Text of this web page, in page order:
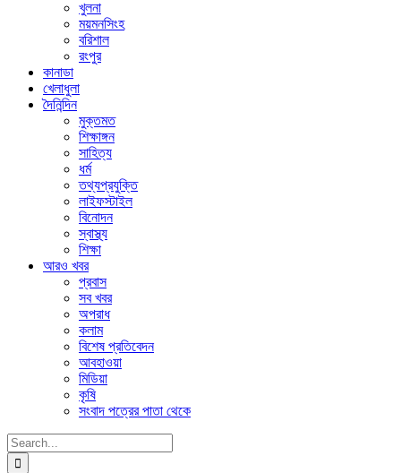
খুলনা
ময়মনসিংহ
বরিশাল
রংপুর
কানাডা
খেলাধুলা
দৈনিন্দিন
মুক্তমত
শিক্ষাঙ্গন
সাহিত্য
ধর্ম
তথ্যপ্রযুক্তি
লাইফস্টাইল
বিনোদন
স্বাস্থ্য
শিক্ষা
আরও খবর
প্রবাস
সব খবর
অপরাধ
কলাম
বিশেষ প্রতিবেদন
আবহাওয়া
মিডিয়া
কৃষি
সংবাদ পত্রের পাতা থেকে
Search
for: